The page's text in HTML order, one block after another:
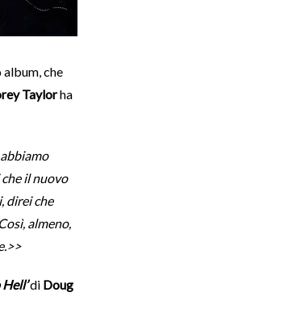
che
Taylorha
il nuovo
direi che
almeno,
di Doug